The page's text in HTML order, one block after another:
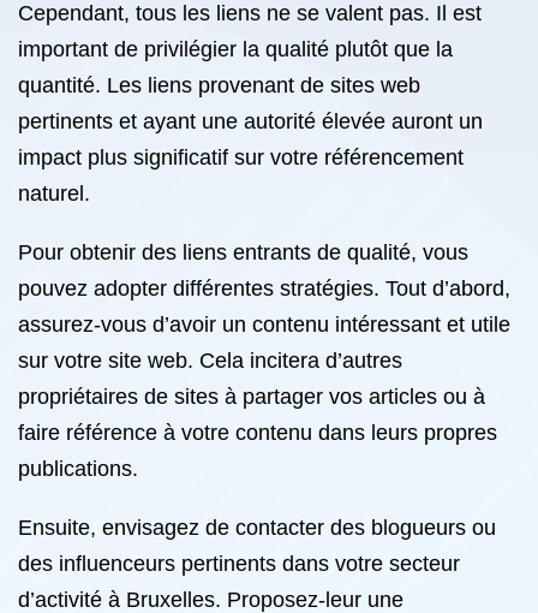
Cependant, tous les liens ne se valent pas. Il est
important de privilégier la qualité plutôt que la
quantité. Les liens provenant de sites web
pertinents et ayant une autorité élevée auront un
impact plus significatif sur votre référencement
naturel.
Pour obtenir des liens entrants de qualité, vous
pouvez adopter différentes stratégies. Tout d’abord,
assurez-vous d’avoir un contenu intéressant et utile
sur votre site web. Cela incitera d’autres
propriétaires de sites à partager vos articles ou à
faire référence à votre contenu dans leurs propres
publications.
Ensuite, envisagez de contacter des blogueurs ou
des influenceurs pertinents dans votre secteur
d’activité à Bruxelles. Proposez-leur une